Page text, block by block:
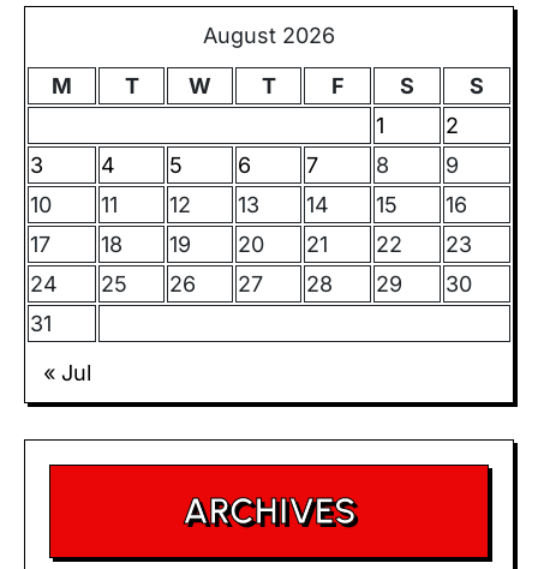
August 2026
M
T W T F S
S
1
2
3
4 5 6 7 8
9
10
11 12 13 14 15
16
17
18 19 20 21 22
23
24
25 26 27 28 29
30
31
« Jul
ARCHIVES